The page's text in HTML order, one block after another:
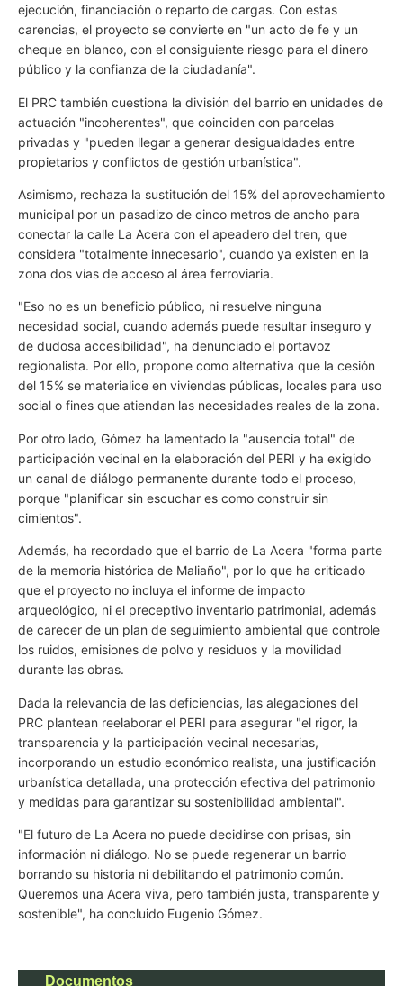
ejecución, financiación o reparto de cargas. Con estas
carencias, el proyecto se convierte en "un acto de fe y un
cheque en blanco, con el consiguiente riesgo para el dinero
público y la confianza de la ciudadanía".
El PRC también cuestiona la división del barrio en unidades de
actuación "incoherentes", que coinciden con parcelas
privadas y "pueden llegar a generar desigualdades entre
propietarios y conflictos de gestión urbanística".
Asimismo, rechaza la sustitución del 15% del aprovechamiento
municipal por un pasadizo de cinco metros de ancho para
conectar la calle La Acera con el apeadero del tren, que
considera "totalmente innecesario", cuando ya existen en la
zona dos vías de acceso al área ferroviaria.
"Eso no es un beneficio público, ni resuelve ninguna
necesidad social, cuando además puede resultar inseguro y
de dudosa accesibilidad", ha denunciado el portavoz
regionalista. Por ello, propone como alternativa que la cesión
del 15% se materialice en viviendas públicas, locales para uso
social o fines que atiendan las necesidades reales de la zona.
Por otro lado, Gómez ha lamentado la "ausencia total" de
participación vecinal en la elaboración del PERI y ha exigido
un canal de diálogo permanente durante todo el proceso,
porque "planificar sin escuchar es como construir sin
cimientos".
Además, ha recordado que el barrio de La Acera "forma parte
de la memoria histórica de Maliaño", por lo que ha criticado
que el proyecto no incluya el informe de impacto
arqueológico, ni el preceptivo inventario patrimonial, además
de carecer de un plan de seguimiento ambiental que controle
los ruidos, emisiones de polvo y residuos y la movilidad
durante las obras.
Dada la relevancia de las deficiencias, las alegaciones del
PRC plantean reelaborar el PERI para asegurar "el rigor, la
transparencia y la participación vecinal necesarias,
incorporando un estudio económico realista, una justificación
urbanística detallada, una protección efectiva del patrimonio
y medidas para garantizar su sostenibilidad ambiental".
"El futuro de La Acera no puede decidirse con prisas, sin
información ni diálogo. No se puede regenerar un barrio
borrando su historia ni debilitando el patrimonio común.
Queremos una Acera viva, pero también justa, transparente y
sostenible", ha concluido Eugenio Gómez.
Documentos